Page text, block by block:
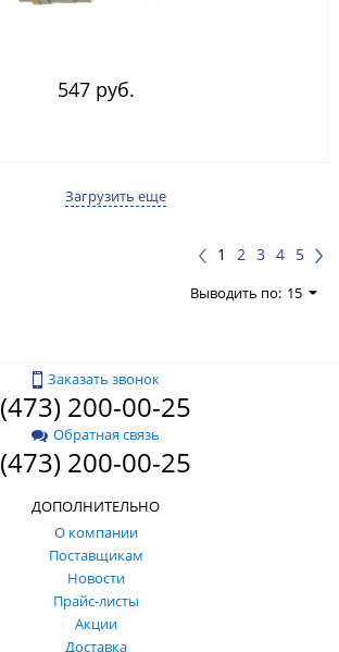
547 руб.
Загрузить еще
1 2 3 4 5
Выводить по: 15
Заказать звонок
(473) 200-00-25
Обратная связь
(473) 200-00-25
ДОПОЛНИТЕЛЬНО
О компании
Поставщикам
Новости
Прайс-листы
Акции
Доставка